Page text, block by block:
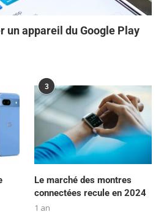
un appareil du Google Play
3
Le marché des montres
connectées recule en 2024
1 an